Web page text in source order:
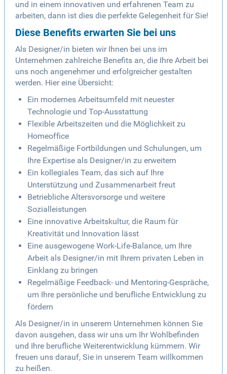
und in einem innovativen und erfahrenen Team zu
arbeiten, dann ist dies die perfekte Gelegenheit für Sie!
Diese Benefits erwarten Sie bei uns
Als Designer/in bieten wir Ihnen bei uns im
Unternehmen zahlreiche Benefits an, die Ihre Arbeit bei
uns noch angenehmer und erfolgreicher gestalten
werden. Hier eine Übersicht:
Ein modernes Arbeitsumfeld mit neuester
Technologie und Top-Ausstattung
Flexible Arbeitszeiten und die Möglichkeit zu
Homeoffice
Regelmäßige Fortbildungen und Schulungen, um
Ihre Expertise als Designer/in zu erweitern
Ein kollegiales Team, das sich auf Ihre
Unterstützung und Zusammenarbeit freut
Betriebliche Altersvorsorge und weitere
Sozialleistungen
Eine innovative Arbeitskultur, die Raum für
Kreativität und Innovation lässt
Eine ausgewogene Work-Life-Balance, um Ihre
Arbeit als Designer/in mit Ihrem privaten Leben in
Einklang zu bringen
Regelmäßige Feedback- und Mentoring-Gespräche,
um Ihre persönliche und berufliche Entwicklung zu
fördern
Als Designer/in in unserem Unternehmen können Sie
davon ausgehen, dass wir uns um Ihr Wohlbefinden
und Ihre berufliche Weiterentwicklung kümmern. Wir
freuen uns darauf, Sie in unserem Team willkommen
zu heißen.